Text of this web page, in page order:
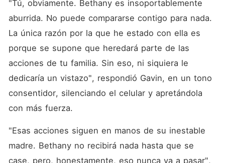
"Tú, obviamente. Bethany es insoportablemente
aburrida. No puede compararse contigo para nada.
La única razón por la que he estado con ella es
porque se supone que heredará parte de las
acciones de tu familia. Sin eso, ni siquiera le
dedicaría un vistazo", respondió Gavin, en un tono
consentidor, silenciando el celular y apretándola
con más fuerza.
"Esas acciones siguen en manos de su inestable
madre. Bethany no recibirá nada hasta que se
case, pero, honestamente, eso nunca va a pasar",